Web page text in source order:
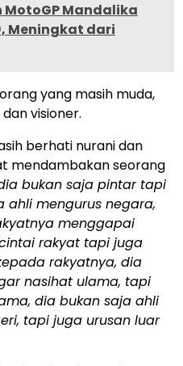
MotoGP Mandalika
Meningkat dari
yang masih muda,
visioner.
berhati nurani dan
mendambakan seorang
bukan saja pintar tapi
ahli mengurus negara,
menggapai
rakyat tapi juga
rakyatnya, dia
nasihat ulama, tapi
dia bukan saja ahli
tapi juga urusan luar